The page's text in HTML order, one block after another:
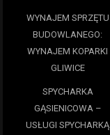
WYNAJEM SPRZĘTU
BUDOWLANEGO:
WYNAJEM KOPARKI
GLIWICE
SPYCHARKA
GĄSIENICOWA –
USŁUGI SPYCHARKĄ